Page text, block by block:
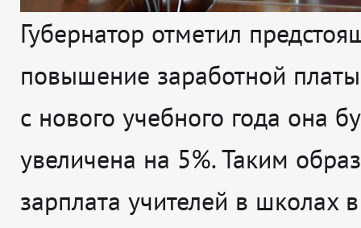
Губернатор отметил
повышение заработной платы
с нового учебного года она
увеличена на 5%. Таким
зарплата учителей в школах